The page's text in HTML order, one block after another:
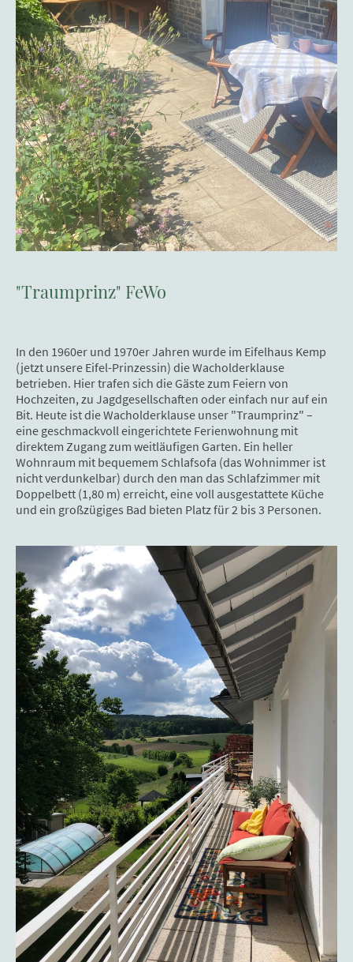
"Traumprinz" FeWo
In den 1960er und 1970er Jahren wurde im Eifelhaus Kemp
(jetzt unsere Eifel-Prinzessin) die Wacholderklause
betrieben. Hier trafen sich die Gäste zum Feiern von
Hochzeiten, zu Jagdgesellschaften oder einfach nur auf ein
Bit. Heute ist die Wacholderklause unser "Traumprinz" –
eine geschmackvoll eingerichtete Ferienwohnung mit
direktem Zugang zum weitläufigen Garten. Ein heller
Wohnraum mit bequemem Schlafsofa (das Wohnimmer ist
nicht verdunkelbar) durch den man das Schlafzimmer mit
Doppelbett (1,80 m) erreicht, eine voll ausgestattete Küche
und ein großzügiges Bad bieten Platz für 2 bis 3 Personen.